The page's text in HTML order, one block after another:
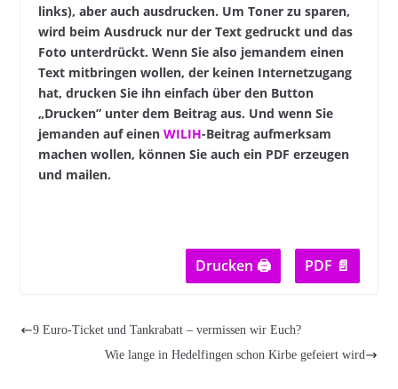
links), aber auch ausdrucken. Um Toner zu sparen,
wird beim Ausdruck nur der Text gedruckt und das
Foto unterdrückt. Wenn Sie also jemandem einen
Text mitbringen wollen, der keinen Internetzugang
hat, drucken Sie ihn einfach über den Button
„Drucken” unter dem Beitrag aus. Und wenn Sie
jemanden auf einen WILIH-Beitrag aufmerksam
machen wollen, können Sie auch ein PDF erzeugen
und mailen.
Drucken 🖨 PDF 📄
9 Euro-Ticket und Tankrabatt – vermissen wir Euch?
Wie lange in Hedelfingen schon Kirbe gefeiert wird